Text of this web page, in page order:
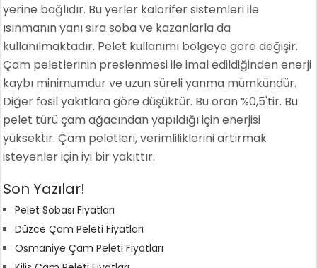
yerine bağlıdır. Bu yerler kalorifer sistemleri ile
ısınmanın yanı sıra soba ve kazanlarla da
kullanılmaktadır. Pelet kullanımı bölgeye göre değişir.
Çam peletlerinin preslenmesi ile imal edildiğinden enerji
kaybı minimumdur ve uzun süreli yanma mümkündür.
Diğer fosil yakıtlara göre düşüktür. Bu oran %0,5'tir. Bu
pelet türü çam ağacından yapıldığı için enerjisi
yüksektir. Çam peletleri, verimliliklerini artırmak
isteyenler için iyi bir yakıttır.
Son Yazılar!
Pelet Sobası Fiyatları
Düzce Çam Peleti Fiyatları
Osmaniye Çam Peleti Fiyatları